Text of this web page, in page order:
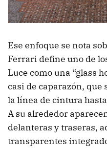
Ese enfoque se nota
Ferrari define uno de
Luce como una “glass
casi de caparazón, que
la línea de cintura
A su alrededor
delanteras y traseras,
transparentes